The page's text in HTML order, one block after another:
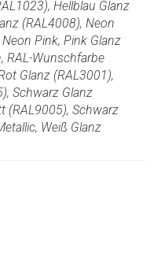
Hellblau Glanz
(RAL4008), Neon
Pink, Pink Glanz
RAL-Wunschfarbe
Glanz (RAL3001),
Schwarz Glanz
(RAL9005), Schwarz
Weiß Glanz